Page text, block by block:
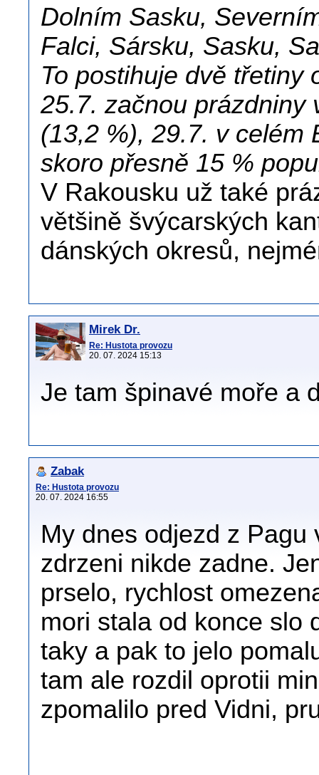
Dolním Sasku,
Falci, Sársku, Sasku,
To postihuje dvě třetiny
25.7. začnou prázdniny
(13,2 %), 29.7. v celém
skoro přesně 15 %
V Rakousku už také
většině švýcarských
dánských okresů,
Mirek Dr.
Re: Hustota provozu
20. 07. 2024 15:13
Je tam špinavé moře a
Zabak
Re: Hustota provozu
20. 07. 2024 16:55
My dnes odjezd z
zdrzeni nikde zadne.
prselo, rychlost
mori stala od konce slo
taky a pak to jelo
tam ale rozdil oprotii
zpomalilo pred Vidni,